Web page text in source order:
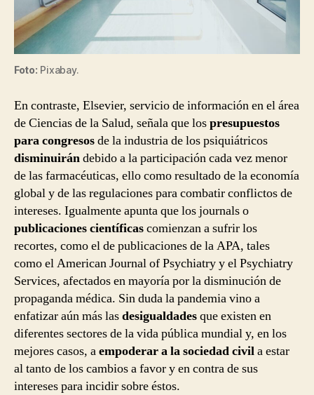
Foto: Pixabay.
En contraste, Elsevier, servicio de información en el área
de Ciencias de la Salud, señala que lospresupuestos
para congresosde la industria de los psiquiátricos
disminuirándebido a la participación cada vez menor
de las farmacéuticas, ello como resultado de la economía
global y de las regulaciones para combatir conflictos de
intereses. Igualmente apunta que los journals o
publicaciones científicascomienzan a sufrir los
recortes, como el de publicaciones de la APA, tales
como el American Journal of Psychiatry y el Psychiatry
Services, afectados en mayoría por la disminución de
propaganda médica. Sin duda la pandemia vino a
enfatizar aún más lasdesigualdadesque existen en
diferentes sectores de la vida pública mundial y, en los
mejores casos, aempoderar a la sociedad civila estar
al tanto de los cambios a favor y en contra de sus
intereses para incidir sobre éstos.